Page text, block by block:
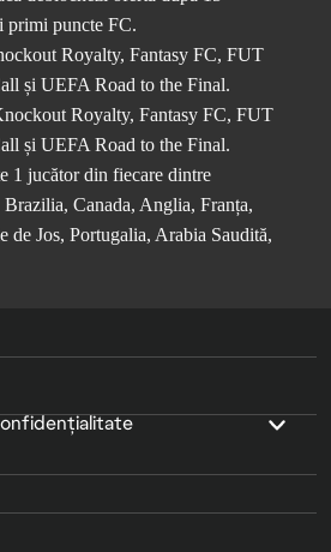
primi puncte FC.
Royalty, Fantasy FC, FUT
și UEFA Road to the Final.
Royalty, Fantasy FC, FUT
și UEFA Road to the Final.
1 jucător din fiecare dintre
Canada, Anglia, Franța,
de Jos, Portugalia, Arabia Saudită,